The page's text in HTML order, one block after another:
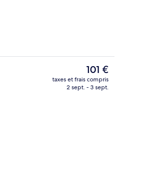
Piscine couverte
Le
prix
actuel
101 €
taxes et frais compris
2 sept. - 3 sept.